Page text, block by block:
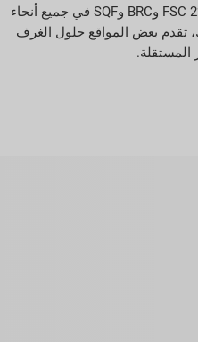
في ذلك ISO 9001 وFSC 22000 وBRC وSQF في جميع أنحاء
تقدم بعض المواقع حلول الغرف
المستقلة.